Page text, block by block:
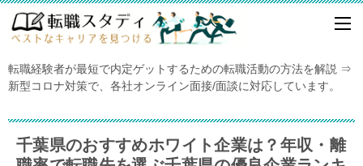
転職経験者が最短で内定ゲットするための転職活動の方法を解説 ⇒
新型コロナ対策で、各社オンライン面接/面談に対応しています。
千葉県のおすすめホワイト企業は？年収・離